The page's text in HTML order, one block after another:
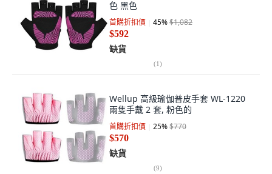
色 黑色
首購折扣價 45%$1,082
$592
缺貨
(1)
Wellup 高級瑜伽普皮手套 WL-1220
兩隻手戴 2 套, 粉色的
首購折扣價 25%$770
$570
缺貨
(9)